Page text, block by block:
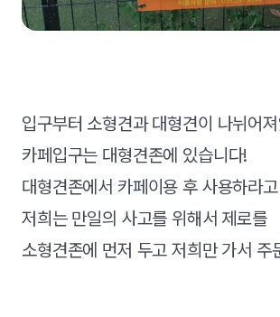
입구부터 소형견과 대형견이 나뉘어
카페입구는 대형견존에 있습니다!
대형견존에서 카페이용 후 사용하라
저희는 만일의 사고를 위해서 제로를
소형견존에 먼저 두고 저희만 가서 주